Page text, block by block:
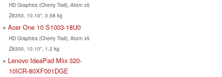
HD Graphics (Cherry Trail), Atom x5
Z8350, 10.10", 0.58 kg
Acer One 10 S1003-18U0
HD Graphics (Cherry Trail), Atom x5
Z8300, 10.10", 1.2 kg
Lenovo IdeaPad Miix 320-
10ICR-80XF001DGE